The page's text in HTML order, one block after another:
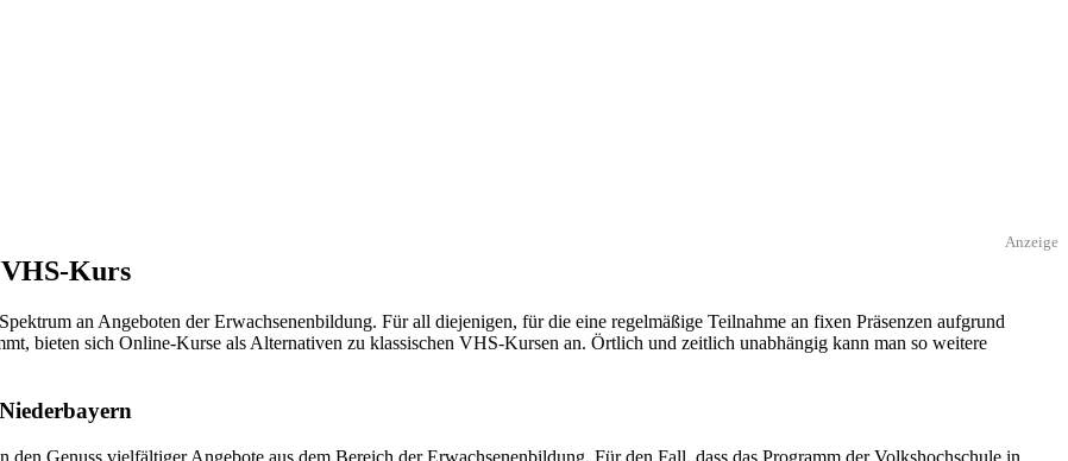
Anzeige
Kurs
an Angeboten der Erwachsenenbildung. Für all diejenigen, für die eine regelmäßige Teilnahme an fixen Präsenzen aufgrund
bieten sich Online-Kurse als Alternativen zu klassischen VHS-Kursen an. Örtlich und zeitlich unabhängig kann man so weitere
Genuss vielfältiger Angebote aus dem Bereich der Erwachsenenbildung. Für den Fall, dass das Programm der Volkshochschule in